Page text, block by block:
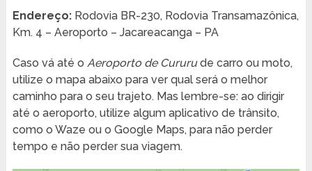
Endereço:Rodovia BR-230, Rodovia Transamazônica,
Km. 4 – Aeroporto – Jacareacanga – PA
Caso vá até o Aeroporto de Cururude carro ou moto,
utilize o mapa abaixo para ver qual será o melhor
caminho para o seu trajeto. Mas lembre-se: ao dirigir
até o aeroporto, utilize algum aplicativo de trânsito,
como o Waze ou o Google Maps, para não perder
tempo e não perder sua viagem.